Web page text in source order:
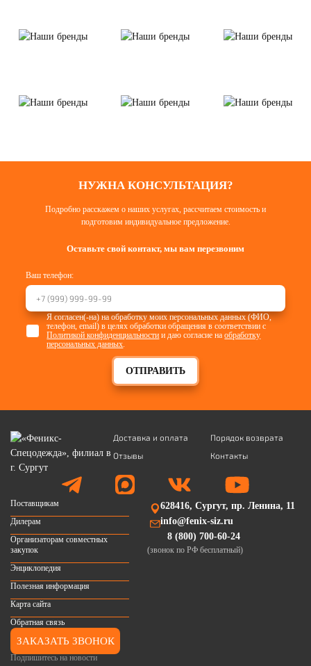
НУЖНА КОНСУЛЬТАЦИЯ?
Подробно расскажем о наших услугах, рассчитаем стоимость и
подготовим индивидуальное предложение.
Оставьте свой контакт, мы вам перезвоним
Ваш телефон:
ОТПРАВИТЬ
Я согласен(-на) на обработку моих персональных данных (ФИО,
телефон, email) в целях обработки обращения в соответствии с
Политикой конфиденциальности и даю согласие наобработку
персональных данных.
Доставка и оплата
Порядок возврата
Отзывы
Контакты
Подпишитесь на новости
Поставщикам
Дилерам
Организаторам совместных
закупок
Энциклопедия
Полезная информация
Карта сайта
Обратная связь
628416, Сургут, пр. Ленина, 11
info@fenix-siz.ru
8 (800) 700-60-24
(звонок по РФ бесплатный)
ЗАКАЗАТЬ ЗВОНОК